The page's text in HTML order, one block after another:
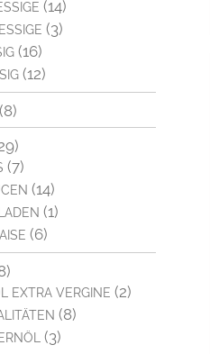
(14)
(3)
(16)
(12)
(8)
(7)
(14)
(1)
(6)
EXTRA VERGINE (2)
(8)
(3)